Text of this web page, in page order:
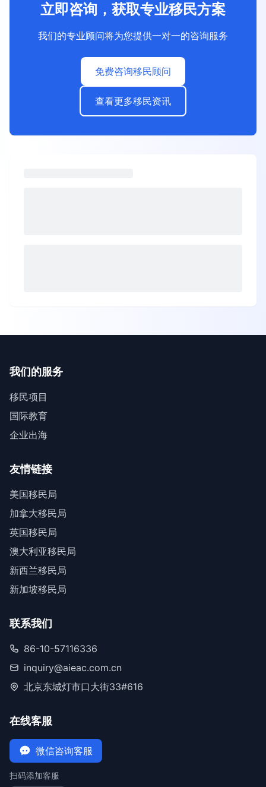
立即咨询，获取专业移民方案
我们的专业顾问将为您提供一对一的咨询服务
免费咨询移民顾问
查看更多移民资讯
我们的服务
移民项目
国际教育
企业出海
友情链接
美国移民局
加拿大移民局
英国移民局
澳大利亚移民局
新西兰移民局
新加坡移民局
联系我们
86-10-57116336
inquiry@aieac.com.cn
北京东城灯市口大街33#616
在线客服
微信咨询客服
扫码添加客服